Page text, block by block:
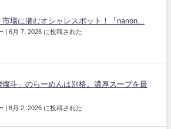
市場に潜むオシャレスポット！『nanon...
| 6月 7, 2026 に投稿された
燦斗」のらーめんは別格。濃厚スープを最
| 8月 2, 2026 に投稿された